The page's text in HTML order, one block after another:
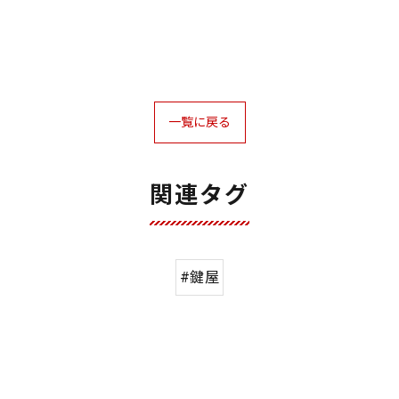
一覧に戻る
関連タグ
#鍵屋